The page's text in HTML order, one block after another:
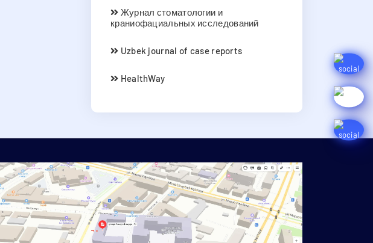
Журнал стоматологии и
краниофациальных исследований
Uzbek journal of case reports
HealthWay